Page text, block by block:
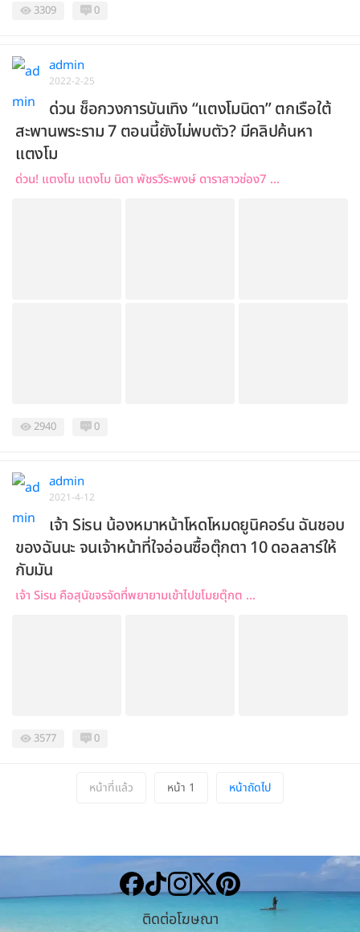
3309 0
admin
2022-2-25
ด่วน ช็อกวงการบันเทิง “แตงโมนิดา” ตกเรือใต้
สะพานพระราม 7 ตอนนี้ยังไม่พบตัว? มีคลิปค้นหา
แตงโม
ด่วน! แตงโม แตงโม นิดา พัชรวีระพงษ์ ดาราสาวช่อง7 ...
2940 0
admin
2021-4-12
เจ้า Sisu น้องหมาหน้าโหดโหมดยูนิคอร์น ฉันชอบ
ของฉันนะ จนเจ้าหน้าที่ใจอ่อนซื้อตุ๊กตา 10 ดอลลาร์ให้
กับมัน
เจ้า Sisu คือสุนัขจรจัดที่พยายามเข้าไปขโมยตุ๊กต ...
3577 0
หน้าที่แล้ว หน้า 1 หน้าถัดไป
ติดต่อโฆษณา